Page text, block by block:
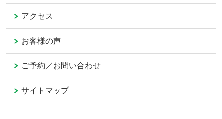
アクセス
お客様の声
ご予約／お問い合わせ
サイトマップ